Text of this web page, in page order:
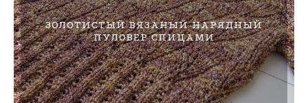
ЗОЛОТИСТЫЙ ВЯЗАНЫЙ НАРЯДНЫЙ
ПУЛОВЕР СПИЦАМИ